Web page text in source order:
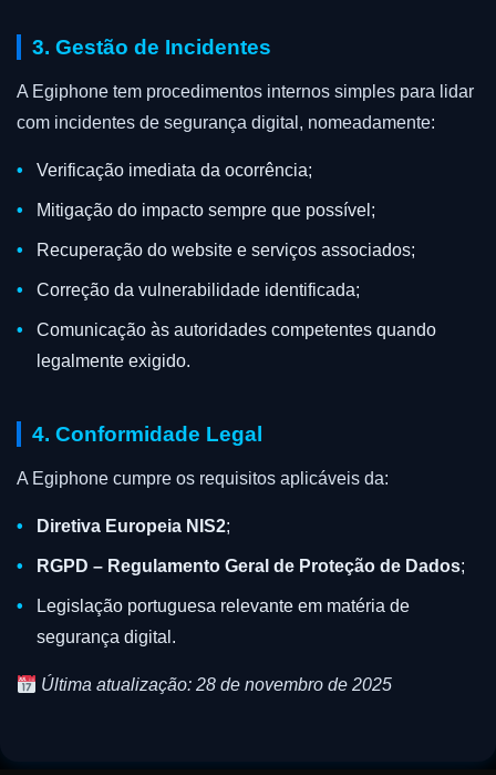
3. Gestão de Incidentes
A Egiphone tem procedimentos internos simples para lidar
com incidentes de segurança digital, nomeadamente:
Verificação imediata da ocorrência;
Mitigação do impacto sempre que possível;
Recuperação do website e serviços associados;
Correção da vulnerabilidade identificada;
Comunicação às autoridades competentes quando
legalmente exigido.
4. Conformidade Legal
A Egiphone cumpre os requisitos aplicáveis da:
Diretiva Europeia NIS2;
RGPD – Regulamento Geral de Proteção de Dados;
Legislação portuguesa relevante em matéria de
segurança digital.
Última atualização: 28 de novembro de 2025